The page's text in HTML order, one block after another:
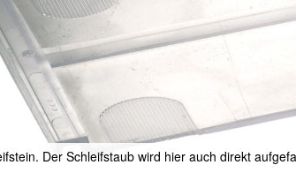
Der Schleifstaub wird hier auch direkt